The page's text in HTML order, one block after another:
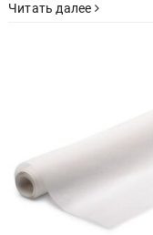
Читать далее